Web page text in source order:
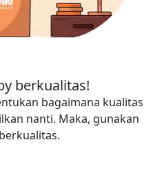
berkualitas!
bagaimana kualitas
nanti. Maka, gunakan